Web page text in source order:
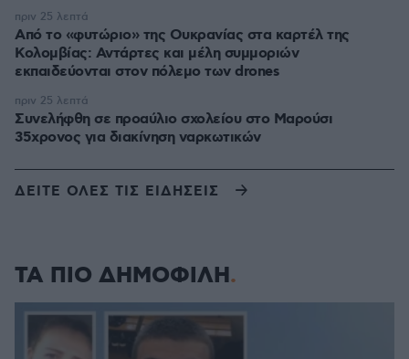
Από το «φυτώριο» της Ουκρανίας στα καρτέλ της
Κολομβίας: Αντάρτες και μέλη συμμοριών
εκπαιδεύονται στον πόλεμο των drones
πριν 25 λεπτά
Συνελήφθη σε προαύλιο σχολείου στο Μαρούσι
35χρονος για διακίνηση ναρκωτικών
πριν 25 λεπτά
ΔΕΙΤΕ ΟΛΕΣ ΤΙΣ ΕΙΔΗΣΕΙΣ
ΤΑ ΠΙΟ ΔΗΜΟΦΙΛΗ